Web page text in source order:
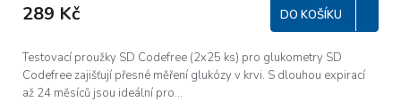
289 Kč DO KOŠÍKU
Testovací proužky SD Codefree (2x25 ks) pro glukometry SD
Codefree zajišťují přesné měření glukózy v krvi. S dlouhou expirací
až 24 měsíců jsou ideální pro...